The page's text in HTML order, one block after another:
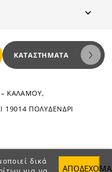

δικά
ΚΑΤΑΣΤΉΜΑΤΑ
– ΚΑΛΑΜΟΥ,
ΠΟΛΥΔΕΝΔΡΙ